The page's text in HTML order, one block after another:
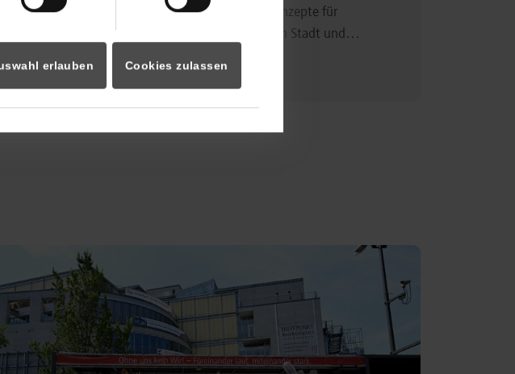
erlauben Cookies zulassen
innovative Fahrzeugkonzepte für
nachhaltige Mobilität in Stadt und…